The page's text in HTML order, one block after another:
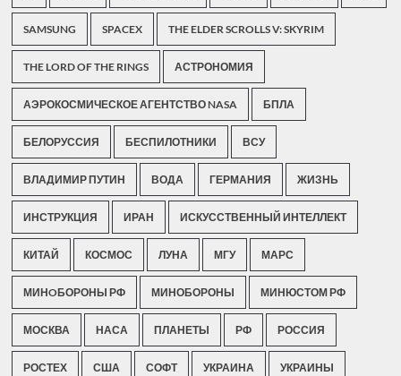
SAMSUNG SPACEX THE ELDER SCROLLS V: SKYRIM
THE LORD OF THE RINGS АСТРОНОМИЯ
АЭРОКОСМИЧЕСКОЕ АГЕНТСТВО NASA БПЛА
БЕЛОРУССИЯ БЕСПИЛОТНИКИ ВСУ
ВЛАДИМИР ПУТИН ВОДА ГЕРМАНИЯ ЖИЗНЬ
ИНСТРУКЦИЯ ИРАН ИСКУССТВЕННЫЙ ИНТЕЛЛЕКТ
КИТАЙ КОСМОС ЛУНА МГУ МАРС
МИНOБОРОНЫ РФ МИНОБОРОНЫ МИНЮСТОМ РФ
МОСКВА НАСА ПЛАНЕТЫ РФ РОССИЯ
РОСТЕХ США СОФТ УКРАИНА УКРАИНЫ